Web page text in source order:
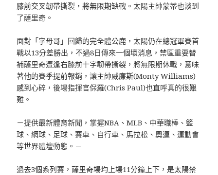
膝前交叉韌帶撕裂，將無限期缺戰。太陽主帥蒙蒂也談到
了薩里奇。
面對「字母哥」回歸的完全體公鹿，太陽仍在總冠軍賽首
戰以13分差勝出，不過8日傳來一個壞消息，禁區重要替
補薩里奇遭逢右膝前十字韌帶撕裂，將無限期休戰，意味
著他的賽季提前報銷，讓主帥威廉斯(Monty Williams)
感到心碎，後場指揮官保羅(Chris Paul)也直呼真的很艱
難。
－提供最新體育新聞，掌握NBA、MLB、中華職棒、籃
球、網球、足球、賽車、自行車、馬拉松、奧運、運動會
等世界體壇動態。－
過去3個系列賽，薩里奇場均上場11分鐘上下，是太陽禁